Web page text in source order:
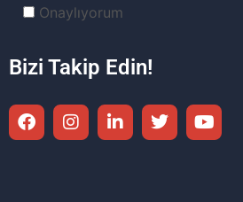
Onaylıyorum
Bizi Takip Edin!